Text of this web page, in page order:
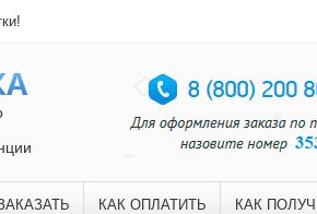
КАК ОПЛАТИТЬ КАК